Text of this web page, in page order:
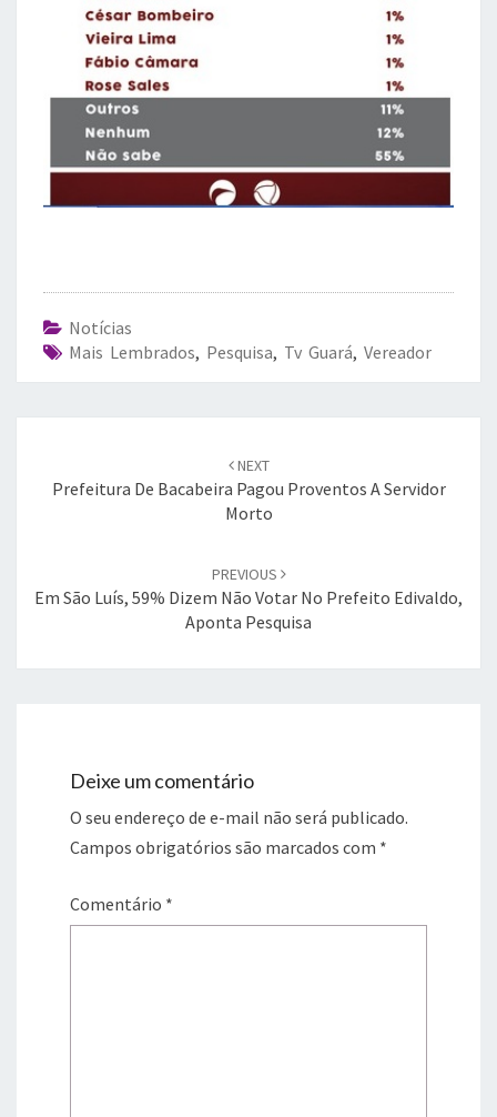
Notícias
Mais Lembrados, Pesquisa, Tv Guará, Vereador
NEXT
Prefeitura De Bacabeira Pagou Proventos A Servidor
Morto
PREVIOUS
Em São Luís, 59% Dizem Não Votar No Prefeito Edivaldo,
Aponta Pesquisa
Deixe um comentário
O seu endereço de e-mail não será publicado.
Campos obrigatórios são marcados com *
Comentário *